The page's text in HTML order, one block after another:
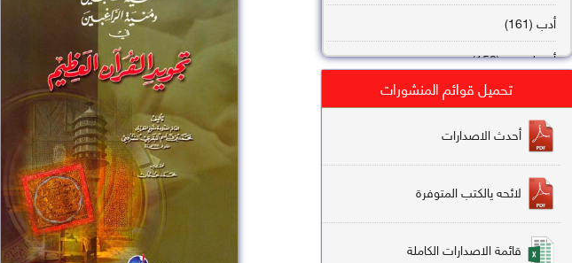
أدب (161)
أصول فقه (158)
تاريخ (138)
فقه شافعي (132)
فقه حنفي (113)
فقه مالكي (112)
تحميل قوائم المنشورات
أحدث الاصدارات
لائحه يالكتب المتوفرة
قائمة الاصدارات الكاملة